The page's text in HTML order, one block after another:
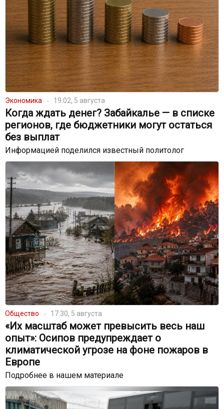
Экономика 19:02, 5 августа
Когда ждать денег? Забайкалье — в списке
регионов, где бюджетники могут остаться
без выплат
Информацией поделился известный политолог
Общество 17:30, 5 августа
«Их масштаб может превысить весь наш
опыт»: Осипов предупреждает о
климатической угрозе на фоне пожаров в
Европе
Подробнее в нашем материале